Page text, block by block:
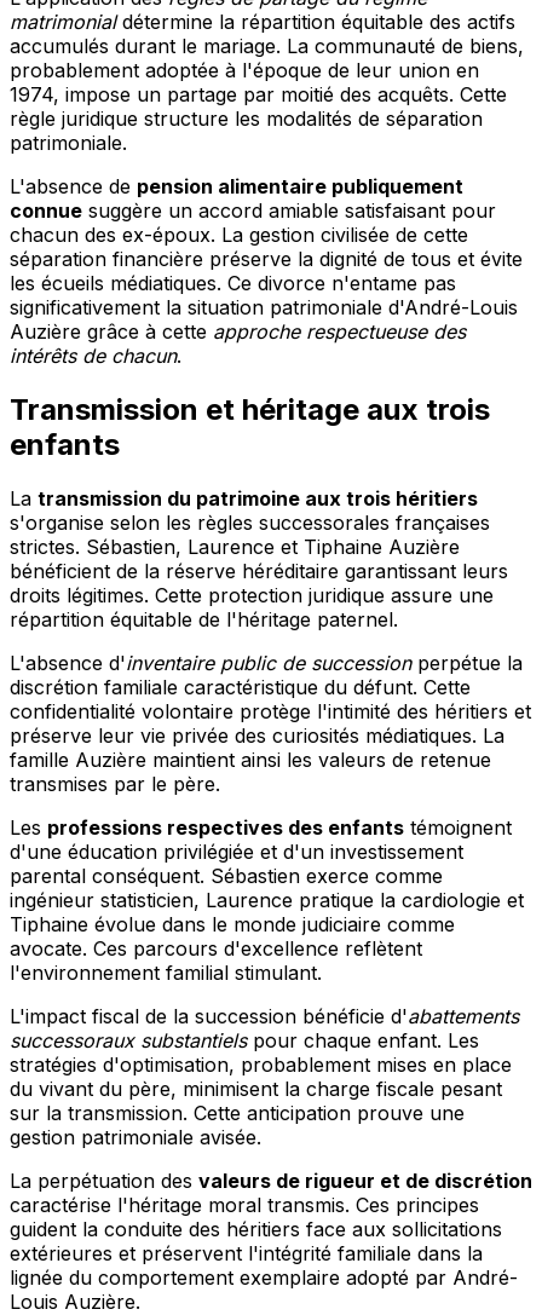
matrimonialdétermine la répartition équitable des actifs
accumulés durant le mariage. La communauté de biens,
probablement adoptée à l'époque de leur union en
1974, impose un partage par moitié des acquêts. Cette
règle juridique structure les modalités de séparation
patrimoniale.
L'absence de pension alimentaire publiquement
connue suggère un accord amiable satisfaisant pour
chacun des ex-époux. La gestion civilisée de cette
séparation financière préserve la dignité de tous et évite
les écueils médiatiques. Ce divorce n'entame pas
significativement la situation patrimoniale d'André-Louis
Auzière grâce à cette approche respectueuse des
intérêts de chacun.
Transmission et héritage aux trois
enfants
La transmission du patrimoine aux trois héritiers
s'organise selon les règles successorales françaises
strictes. Sébastien, Laurence et Tiphaine Auzière
bénéficient de la réserve héréditaire garantissant leurs
droits légitimes. Cette protection juridique assure une
répartition équitable de l'héritage paternel.
L'absence d'inventaire public de successionperpétue la
discrétion familiale caractéristique du défunt. Cette
confidentialité volontaire protège l'intimité des héritiers et
préserve leur vie privée des curiosités médiatiques. La
famille Auzière maintient ainsi les valeurs de retenue
transmises par le père.
Les professions respectives des enfants témoignent
d'une éducation privilégiée et d'un investissement
parental conséquent. Sébastien exerce comme
ingénieur statisticien, Laurence pratique la cardiologie et
Tiphaine évolue dans le monde judiciaire comme
avocate. Ces parcours d'excellence reflètent
l'environnement familial stimulant.
L'impact fiscal de la succession bénéficie d'abattements
successoraux substantielspour chaque enfant. Les
stratégies d'optimisation, probablement mises en place
du vivant du père, minimisent la charge fiscale pesant
sur la transmission. Cette anticipation prouve une
gestion patrimoniale avisée.
La perpétuation des valeurs de rigueur et de discrétion
caractérise l'héritage moral transmis. Ces principes
guident la conduite des héritiers face aux sollicitations
extérieures et préservent l'intégrité familiale dans la
lignée du comportement exemplaire adopté par André-
Louis Auzière.